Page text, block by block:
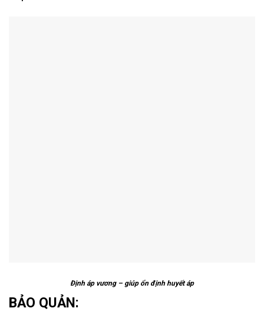
Định áp vương – giúp ổn định huyết áp
BẢO QUẢN: